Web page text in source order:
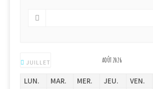
JUILLET AOÛT 2026
LUN. MAR. MER. JEU. VEN.